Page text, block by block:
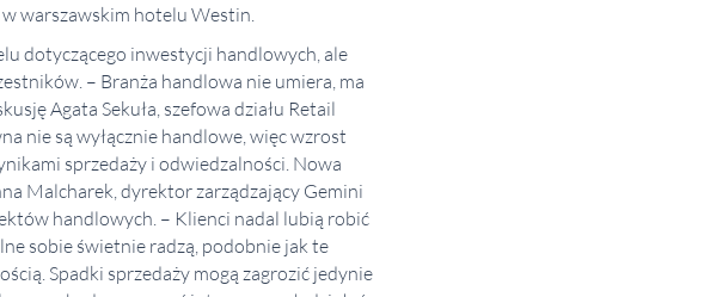
warszawskim hotelu Westin.
dotyczącego inwestycji handlowych, ale
– Branża handlowa nie umiera, ma
Agata Sekuła, szefowa działu Retail
nie są wyłącznie handlowe, więc wzrost
sprzedaży i odwiedzalności. Nowa
Malcharek, dyrektor zarządzający Gemini
handlowych. – Klienci nadal lubią robić
sobie świetnie radzą, podobnie jak te
Spadki sprzedaży mogą zagrozić jedynie